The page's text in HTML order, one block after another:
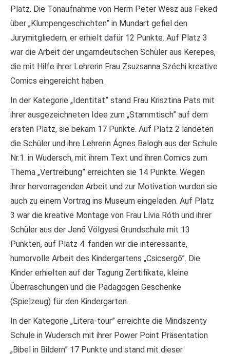
Platz. Die Tonaufnahme von Herrn Peter Wesz aus Feked
über „Klumpengeschichten” in Mundart gefiel den
Jurymitgliedern, er erhielt dafür 12 Punkte. Auf Platz 3
war die Arbeit der ungarndeutschen Schüler aus Kerepes,
die mit Hilfe ihrer Lehrerin Frau Zsuzsanna Széchi kreative
Comics eingereicht haben.
In der Kategorie „Identität” stand Frau Krisztina Pats mit
ihrer ausgezeichneten Idee zum „Stammtisch” auf dem
ersten Platz, sie bekam 17 Punkte. Auf Platz 2 landeten
die Schüler und ihre Lehrerin Ágnes Balogh aus der Schule
Nr.1. in Wudersch, mit ihrem Text und ihren Comics zum
Thema „Vertreibung” erreichten sie 14 Punkte. Wegen
ihrer hervorragenden Arbeit und zur Motivation wurden sie
auch zu einem Vortrag ins Museum eingeladen. Auf Platz
3 war die kreative Montage von Frau Lívia Róth und ihrer
Schüler aus der Jenő Völgyesi Grundschule mit 13
Punkten, auf Platz 4. fanden wir die interessante,
humorvolle Arbeit des Kindergartens „Csicsergő”. Die
Kinder erhielten auf der Tagung Zertifikate, kleine
Überraschungen und die Pädagogen Geschenke
(Spielzeug) für den Kindergarten.
In der Kategorie „Litera-tour” erreichte die Mindszenty
Schule in Wudersch mit ihrer Power Point Präsentation
„Bibel in Bildern” 17 Punkte und stand mit dieser